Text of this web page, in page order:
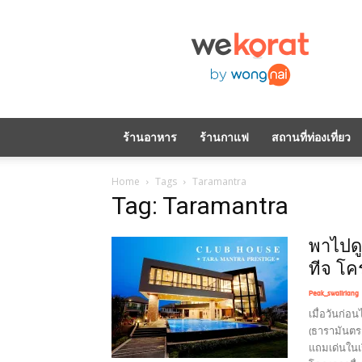
ร้านอาหาร ร้านกาแฟ สถานที่ท่องเที่ยว
Home Tags Taramantra
Tag: Taramantra
พาไป
ทีจ โค
Peak_swaiiriang
เมื่อวันก่อน
(ธารามันต
แถมเด่นใน